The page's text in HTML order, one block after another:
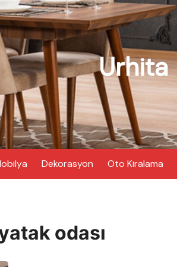
Urhita
Dekorasyon Oto Kiralama
odası